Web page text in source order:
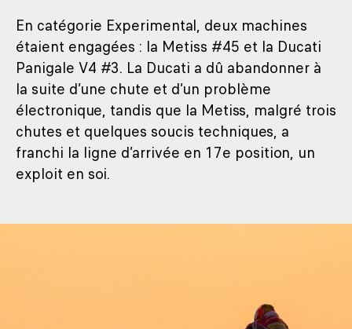
En catégorie Experimental, deux machines
étaient engagées : la Metiss #45 et la Ducati
Panigale V4 #3. La Ducati a dû abandonner à
la suite d’une chute et d’un problème
électronique, tandis que la Metiss, malgré trois
chutes et quelques soucis techniques, a
franchi la ligne d’arrivée en 17e position, un
exploit en soi.